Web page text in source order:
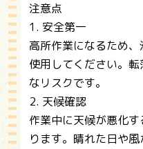
注意点
1. 安全第一
高所作業になるため
使用してください。
なリスクです。
2. 天候確認
作業中に天候が悪化
ります。晴れた日や